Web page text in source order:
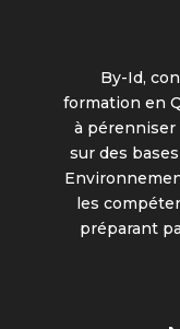
By-Id,
formation en
à pérenniser
sur des
les
préparant